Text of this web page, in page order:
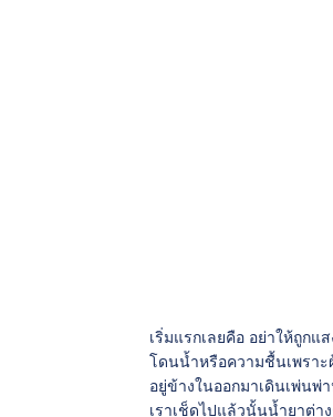
เริ่มแรกเลยคือ อย่าให้ถูกแ
โดนน้ำหรือความชื้นเพรา
อยู่ข้างในออกมาเดินเพ่นพ่
เราเช็ดไปแล้วนั้นน้ำยาต่า